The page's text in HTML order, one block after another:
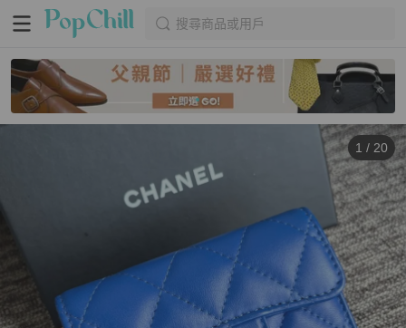
搜尋商品或用戶
1 / 20